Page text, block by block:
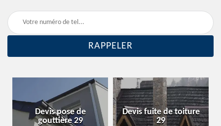
Devis pose de
gouttière 29
Devis fuite de toiture
29